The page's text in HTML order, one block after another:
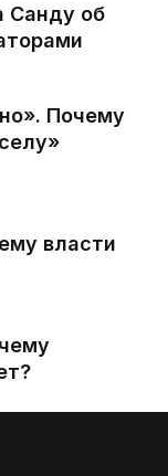
Санду об
Почему
власти